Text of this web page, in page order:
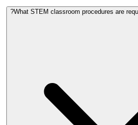
What STEM classroom procedures are